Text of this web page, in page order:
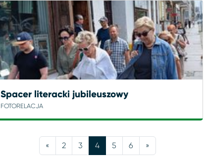
Spacer literacki jubileuszowy
FOTORELACJA
« 2 3 4 5 6 »